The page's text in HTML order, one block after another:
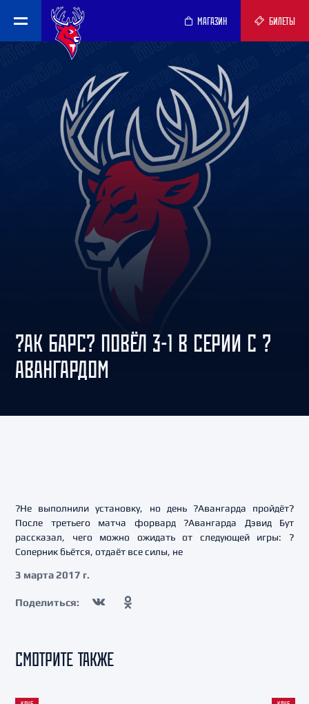
МАГАЗИН БИЛЕТЫ
?АК БАРС? ПОВЁЛ 3-1 В СЕРИИ С ?
АВАНГАРДОМ
?Не выполнили установку, но день ?Авангарда пройдёт?
После третьего матча форвард ?Авангарда Дэвид Бут
рассказал, чего можно ожидать от следующей игры: ?
Соперник бьётся, отдаёт все силы, не
3 марта 2017 г.
Поделиться:
СМОТРИТЕ ТАКЖЕ